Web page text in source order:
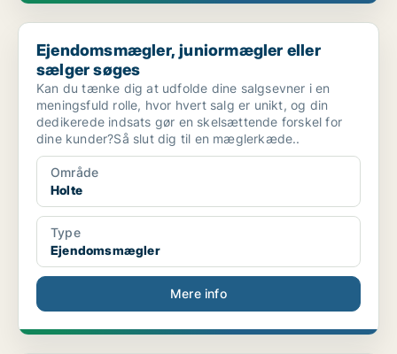
Ejendomsmægler, juniormægler eller sælger søges
Ejendomsmægler, juniormægler eller
sælger søges
Kan du tænke dig at udfolde dine salgsevner i en
meningsfuld rolle, hvor hvert salg er unikt, og din
dedikerede indsats gør en skelsættende forskel for
dine kunder?Så slut dig til en mæglerkæde..
Område
Holte
Type
Ejendomsmægler
Mere info